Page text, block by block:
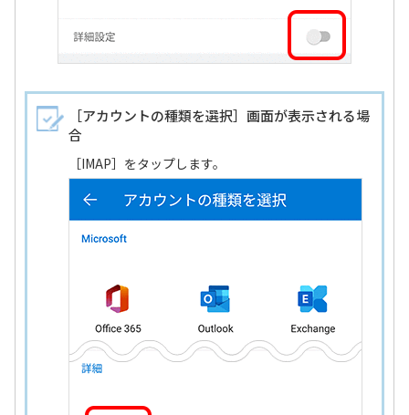
［アカウントの種類を選択］画面が表示される場
合
［IMAP］をタップします。